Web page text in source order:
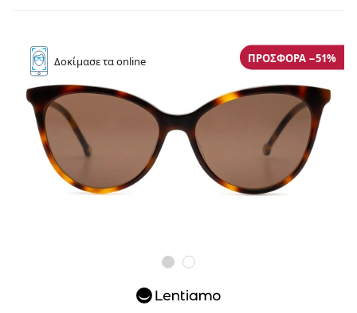
Δοκίμασετα online ΠΡΟΣΦΟΡΆ −51%